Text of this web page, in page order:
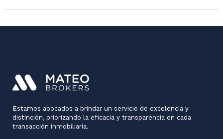
Estamos abocados a brindar un servicio de excelencia y
distinción, priorizando la eficacia y transparencia en cada
transacción inmobiliaria.